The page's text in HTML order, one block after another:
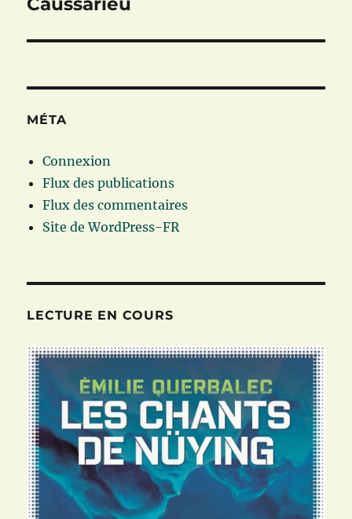
MÉTA
Connexion
Flux des publications
Flux des commentaires
Site de WordPress-FR
LECTURE EN COURS